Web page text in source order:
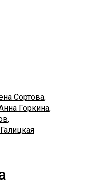
Сортова,
Горкина,
,